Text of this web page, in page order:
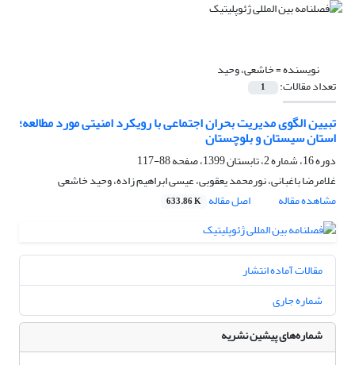
نویسنده =خاشعی، وحید
تعداد مقالات: 1
تبیین الگوی مدیریت بحران اجتماعی با رویکرد امنیتی مورد مطالعه؛
استان سیستان و بلوچستان
دوره 16، شماره 2، تابستان 1399، صفحه
88-117
غلامرضا باغبانی، نورمحمد یعقوبی، عیسی ابراهیم زاده، وحید خاشعی
مشاهده مقاله
اصل مقاله 633.86 K
مقالات آماده انتشار
شماره جاری
شماره‌های پیشین نشریه